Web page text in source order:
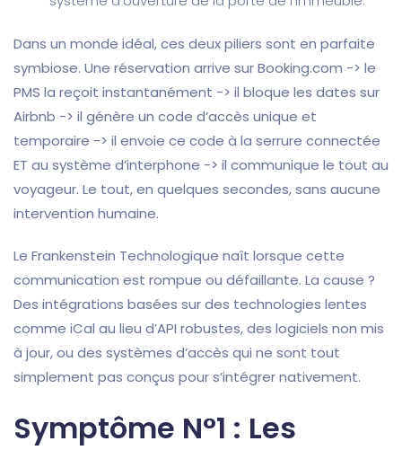
Dans un monde idéal, ces deux piliers sont en parfaite
symbiose. Une réservation arrive sur Booking.com -> le
PMS la reçoit instantanément -> il bloque les dates sur
Airbnb -> il génère un code d’accès unique et
temporaire -> il envoie ce code à la serrure connectée
ET au système d’interphone -> il communique le tout au
voyageur. Le tout, en quelques secondes, sans aucune
intervention humaine.
Le Frankenstein Technologique naît lorsque cette
communication est rompue ou défaillante. La cause ?
Des intégrations basées sur des technologies lentes
comme iCal au lieu d’API robustes, des logiciels non mis
à jour, ou des systèmes d’accès qui ne sont tout
simplement pas conçus pour s’intégrer nativement.
Symptôme N°1 : Les